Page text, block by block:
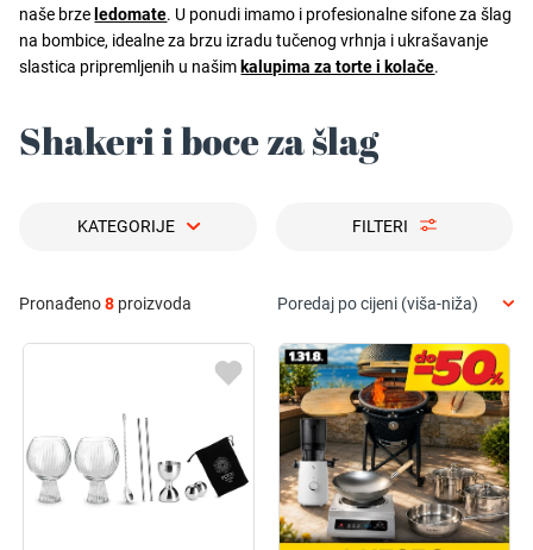
naše brze ledomate. U ponudi imamo i profesionalne sifone za šlag
na bombice, idealne za brzu izradu tučenog vrhnja i ukrašavanje
slastica pripremljenih u našim kalupima za torte i kolače.
Shakeri i boce za šlag
KATEGORIJE FILTERI
Pronađeno8 proizvoda Poredaj po cijeni (viša-niža)